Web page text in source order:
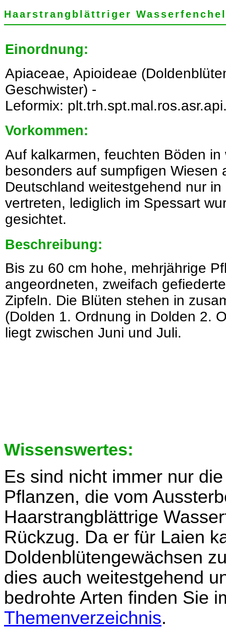
Haarstrangblättriger
Einordnung:
Apiaceae, Apioideae
Geschwister) -
Leformix:
Vorkommen:
Auf kalkarmen, feuchten Böden
besonders auf sumpfigen Wiesen
Deutschland weitestgehend nur
vertreten, lediglich im Spessart
gesichtet.
Beschreibung:
Bis zu 60 cm hohe, mehrjährige
angeordneten, zweifach
Zipfeln. Die Blüten stehen in
(Dolden 1. Ordnung in Dolden 2.
liegt zwischen Juni und Juli.
Wissenswertes:
Es sind nicht immer nur
Pflanzen, die vom
Haarstrangblättrige
Rückzug. Da er für Laien
Doldenblütengewächsen
dies auch weitestgehend
bedrohte Arten finden Sie
Themenverzeichnis.